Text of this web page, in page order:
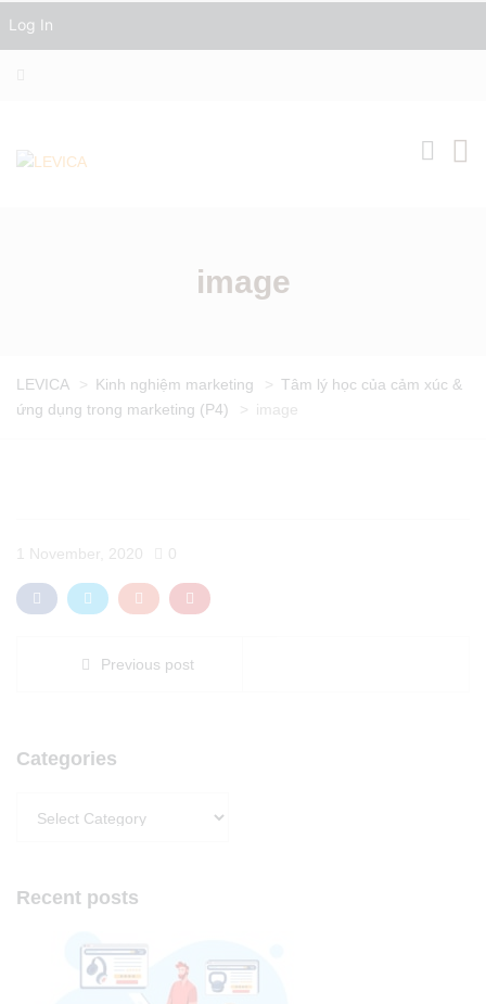
image
LEVICA > Kinh nghiệm marketing > Tâm lý học của cảm xúc &
ứng dụng trong marketing (P4)
> image
1 November, 2020 0
Previous post
Categories
Recent posts
Log In